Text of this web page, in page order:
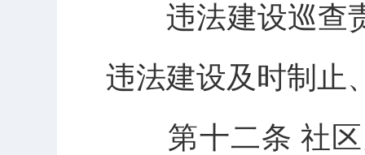
违法建设巡查责
违法建设及时制止
第十二条 社区